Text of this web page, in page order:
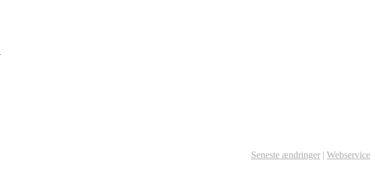
Seneste ændringer | Webservice